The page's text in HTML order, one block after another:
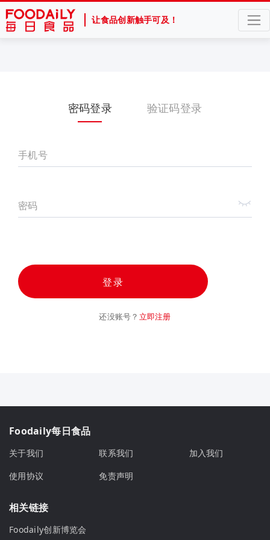
让食品创新触手可及！
密码登录 验证码登录
手机号
密码
登录
还没账号？ 立即注册
Foodaily每日食品
关于我们 联系我们
加入我们
使用协议
免责声明
相关链接
Foodaily创新博览会